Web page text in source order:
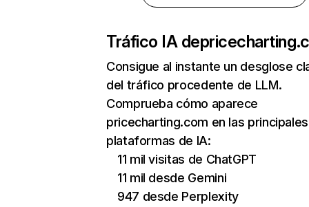
Tráfico IA de
Consigue al instante un desglose
del tráfico procedente de LLM.
Comprueba cómo aparece
pricecharting.com en las principales
plataformas de IA:
11 mil visitas de ChatGPT
11 mil desde Gemini
947 desde Perplexity